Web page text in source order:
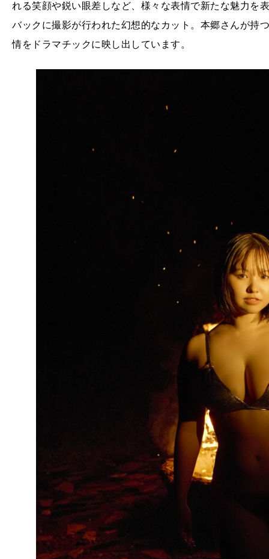
れる笑顔や鋭い眼差しなど、様々な表情で新たな魅力を
バックに撮影が行われた幻想的なカット。本郷さんが持
情をドラマチックに映し出しています。